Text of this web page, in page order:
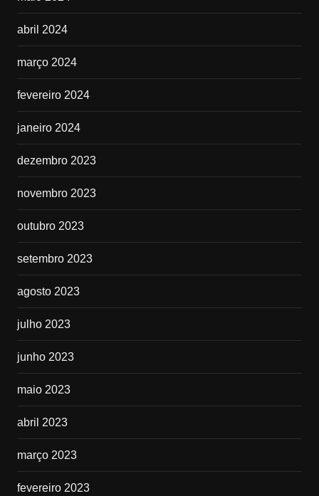
abril 2024
março 2024
fevereiro 2024
janeiro 2024
dezembro 2023
novembro 2023
outubro 2023
setembro 2023
agosto 2023
julho 2023
junho 2023
maio 2023
abril 2023
março 2023
fevereiro 2023